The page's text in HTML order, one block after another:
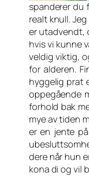
spanderer du
realt knull.
er utadvendt,
hvis vi kunne
veldig viktig,
for alderen.
hyggelig prat
oppegående
forhold bak
mye av tiden
er en jente
dere når hun
kona di og vil